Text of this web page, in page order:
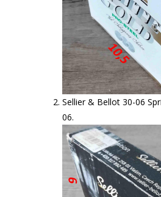
Sellier & Bellot 30-06
06.